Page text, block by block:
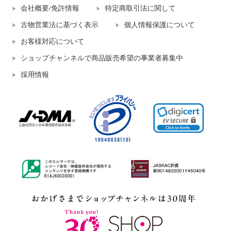
会社概要/免許情報 特定商取引法に関して
古物営業法に基づく表示 個人情報保護について
お客様対応について
ショップチャンネルで商品販売希望の事業者募集中
採用情報